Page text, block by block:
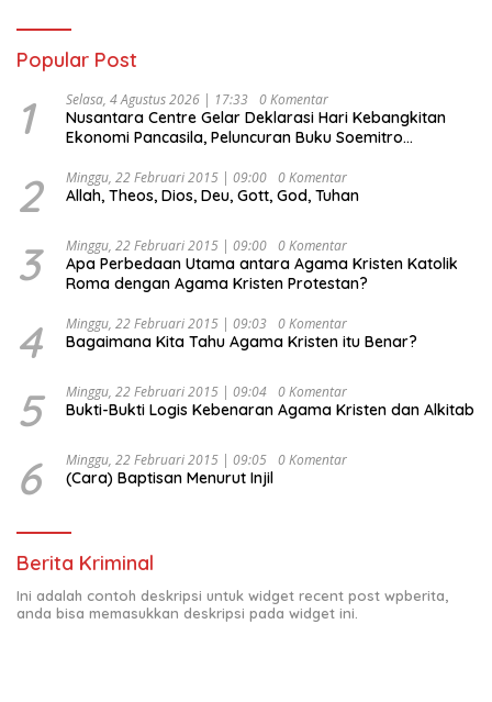
Popular Post
1 Selasa, 4 Agustus 2026 | 17:33 0 Komentar
Nusantara Centre Gelar Deklarasi Hari Kebangkitan
Ekonomi Pancasila, Peluncuran Buku Soemitro
Ekonomi Politik Indonesia) & Simposium Nasional
“Urgensi Undang-Undang Perekonomian Nasional dan
Indonesia Emas 2045”,
2 Minggu, 22 Februari 2015 | 09:00 0 Komentar
Allah, Theos, Dios, Deu, Gott, God, Tuhan
3 Minggu, 22 Februari 2015 | 09:00 0 Komentar
Apa Perbedaan Utama antara Agama Kristen Katolik
Roma dengan Agama Kristen Protestan?
4 Minggu, 22 Februari 2015 | 09:03 0 Komentar
Bagaimana Kita Tahu Agama Kristen itu Benar?
5 Minggu, 22 Februari 2015 | 09:04 0 Komentar
Bukti-Bukti Logis Kebenaran Agama Kristen dan Alkitab
6 Minggu, 22 Februari 2015 | 09:05 0 Komentar
(Cara) Baptisan Menurut Injil
Berita Kriminal
Ini adalah contoh deskripsi untuk widget recent post wpberita,
anda bisa memasukkan deskripsi pada widget ini.